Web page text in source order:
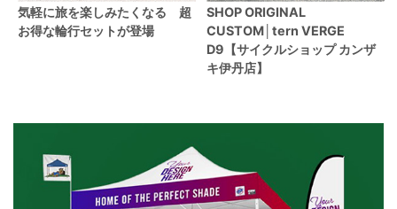
気軽に旅を楽しみたくなる 超
お得な輪行セットが登場
SHOP ORIGINAL
CUSTOM│tern VERGE
D9【サイクルショップ カンザ
キ伊丹店】